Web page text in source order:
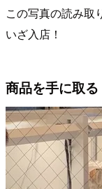
この写真の読み取
いざ入店！
商品を手に取る